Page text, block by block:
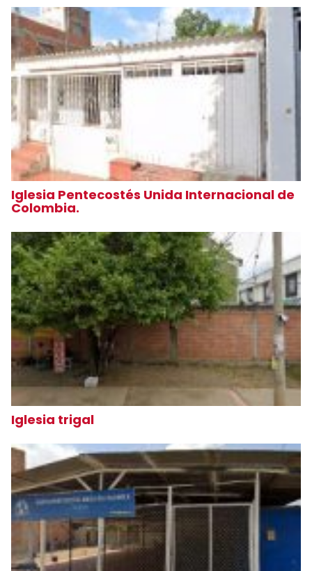
Iglesia Pentecostés Unida Internacional de
Colombia.
Iglesia trigal